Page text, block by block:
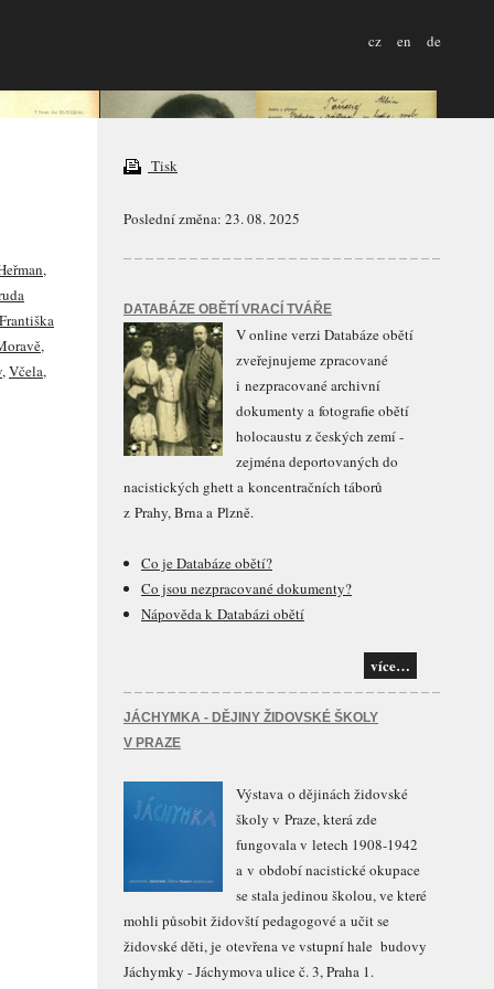
cz en de
,
Františka
,
,Včela,
Tisk
Poslední změna: 23. 08. 2025
DATABÁZE OBĚTÍ VRACÍ TVÁŘE
V online verzi Databáze obětí
zveřejnujeme zpracované
i nezpracované archivní
dokumenty a fotografie obětí
holocaustu z českých zemí -
zejména deportovaných do
nacistických ghett a koncentračních táborů
z Prahy, Brna a Plzně.
Co je Databáze obětí?
Co jsou nezpracované dokumenty?
Nápověda k Databázi obětí
více…
JÁCHYMKA - DĚJINY ŽIDOVSKÉ ŠKOLY
V PRAZE
Výstava o dějinách židovské
školy v Praze, která zde
fungovala v letech 1908-1942
a v období nacistické okupace
se stala jedinou školou, ve které
mohli působit židovští pedagogové a učit se
židovské děti, je otevřena ve vstupní hale budovy
Jáchymky - Jáchymova ulice č. 3, Praha 1.